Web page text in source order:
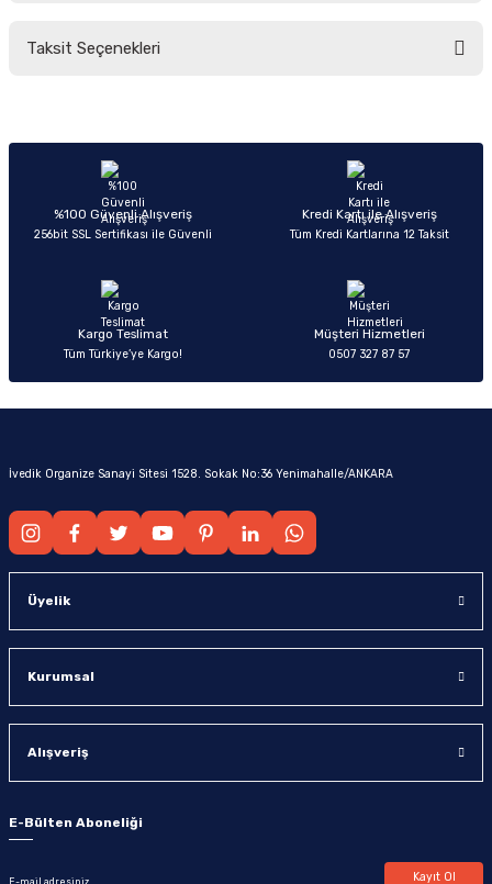
Taksit Seçenekleri
%100 Güvenli Alışveriş
256bit SSL Sertifikası ile Güvenli
Kredi Kartı ile Alışveriş
Tüm Kredi Kartlarına 12 Taksit
Kargo Teslimat
Tüm Türkiye’ye Kargo!
Müşteri Hizmetleri
0507 327 87 57
İvedik Organize Sanayi Sitesi 1528. Sokak No:36 Yenimahalle/ANKARA
Üyelik
Kurumsal
Alışveriş
E-Bülten Aboneliği
Kayıt Ol